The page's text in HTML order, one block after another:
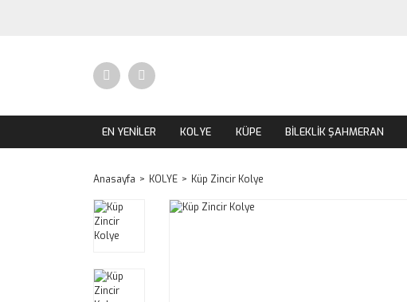
EN YENİLER KOLYE KÜPE BİLEKLİK ŞAHMERAN
Anasayfa KOLYE Küp Zincir Kolye